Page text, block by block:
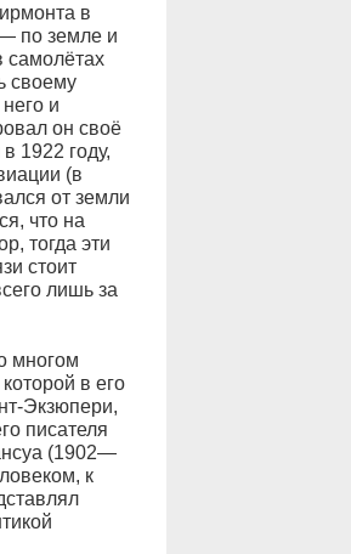
в
по земле и
самолётах
своему
и
он своё
1922 году,
(в
от земли
что на
тогда эти
стоит
лишь за
многом
в его
Экзюпери,
писателя
(1902—
к